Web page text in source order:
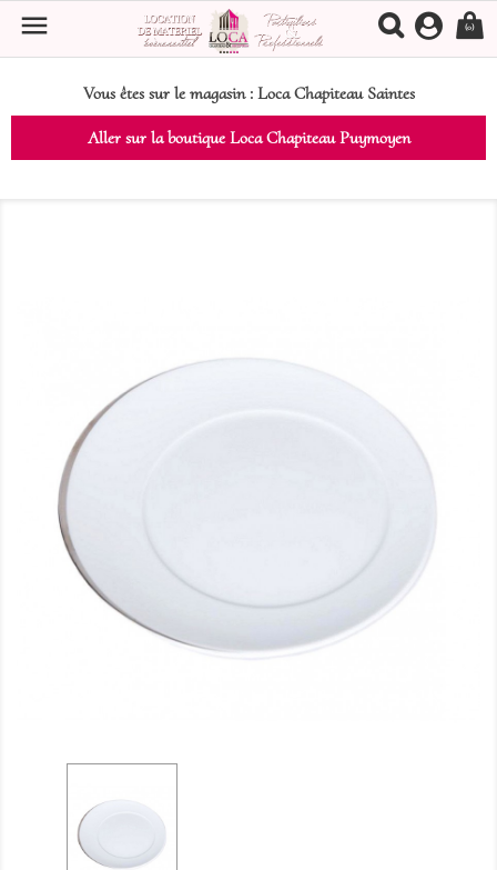
Vous êtes sur le magasin :Loca Chapiteau Saintes
Aller sur la boutique Loca Chapiteau Puymoyen
 (0)